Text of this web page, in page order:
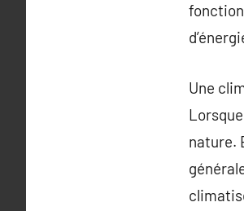
Une
nature.